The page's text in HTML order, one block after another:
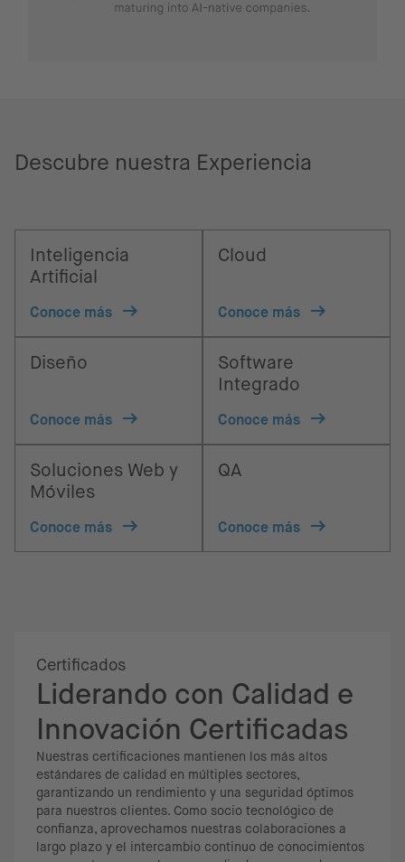
Descubre nuestra Experiencia
Inteligencia
Artificial
Conoce más
Cloud
Conoce más
Diseño
Conoce más
Software
Integrado
Conoce más
Soluciones Web y
Móviles
Conoce más
QA
Conoce más
Certificados
Liderando con Calidad e
Innovación Certificadas
Nuestras certificaciones mantienen los más altos
estándares de calidad en múltiples sectores,
garantizando un rendimiento y una seguridad óptimos
para nuestros clientes. Como socio tecnológico de
confianza, aprovechamos nuestras colaboraciones a
largo plazo y el intercambio continuo de conocimientos